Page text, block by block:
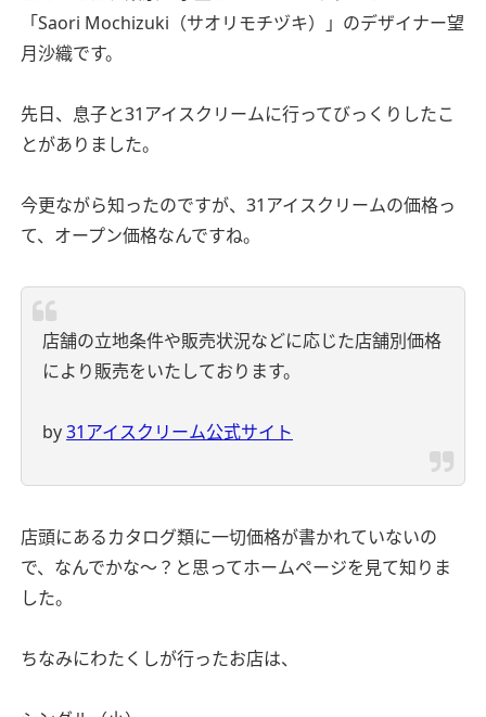
「Saori Mochizuki（サオリモチヅキ）」のデザイナー望
月沙織です。
先日、息子と31アイスクリームに行ってびっくりしたこ
とがありました。
今更ながら知ったのですが、31アイスクリームの価格っ
て、オープン価格なんですね。
店舗の立地条件や販売状況などに応じた店舗別価格
により販売をいたしております。
by31アイスクリーム公式サイト
店頭にあるカタログ類に一切価格が書かれていないの
で、なんでかな〜？と思ってホームページを見て知りま
した。
ちなみにわたくしが行ったお店は、